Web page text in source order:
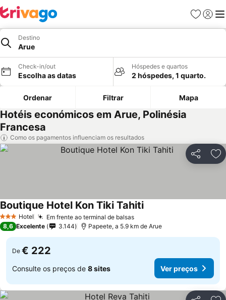
Favoritos
Iniciar
Destino
Arue
Check-in/out
Escolha as datas
Hóspedes e quartos
2 hóspedes, 1 quarto.
Ordenar Filtrar Mapa
Hotéis económicos em Arue, Polinésia
Francesa
Como os pagamentos influenciam os resultados
Partilhar
3 EstrelasHotel Em frente ao terminal de balsasVer preços
Boutique Hotel Kon Tiki TahitiVer preços
8,6 Excelente 3.144 Papeete, a 5.9 km de Arue
De € 222
Consulte os preços de 8 sites Ver preços